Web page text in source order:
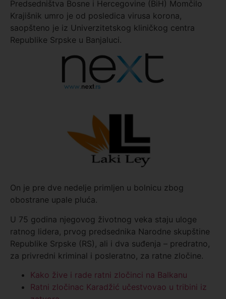
Predsedništva Bosne i Hercegovine (BiH) Momčilo
Krajišnik umro je od posledica virusa korona,
saopšteno je iz Univerzitetskog kliničkog centra
Republike Srpske u Banjaluci.
On je pre dve nedelje primljen u bolnicu zbog
obostrane upale pluća.
U 75 godina njegovog životnog veka staju uloge
ratnog lidera, prvog predsednika Narodne skupštine
Republike Srpske (RS), ali i dva suđenja – predratno,
za privredni kriminal i posleratno, za ratne zločine.
Kako žive i rade ratni zločinci na Balkanu
Ratni zločinac Karadžić učestvovao u tribini iz